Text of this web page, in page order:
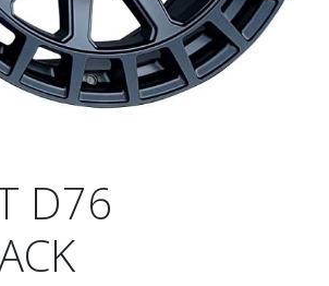
D76